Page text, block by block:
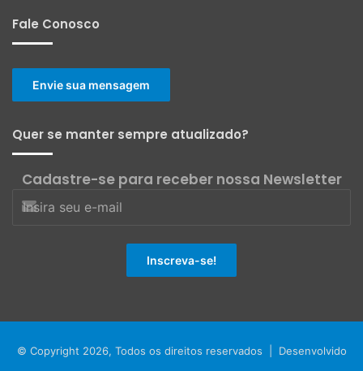
Fale Conosco
Envie sua mensagem
Quer se manter sempre atualizado?
Cadastre-se para receber nossa Newsletter
© Copyright 2026, Todos os direitos reservados | Desenvolvido